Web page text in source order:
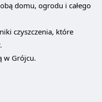
domu, ogrodu i całego
czyszczenia, które
w Grójcu.